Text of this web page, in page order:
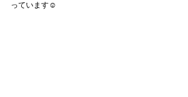
っています☺️